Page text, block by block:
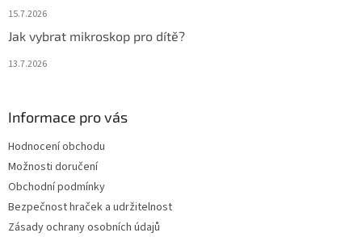
15.7.2026
Jak vybrat mikroskop pro dítě?
13.7.2026
Informace pro vás
Hodnocení obchodu
Možnosti doručení
Obchodní podmínky
Bezpečnost hraček a udržitelnost
Zásady ochrany osobních údajů